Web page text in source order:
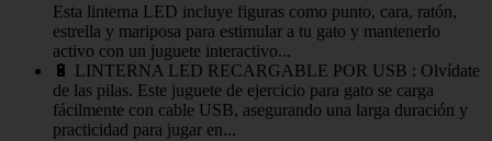
Esta linterna LED incluye figuras como punto, cara, ratón,
estrella y mariposa para estimular a tu gato y mantenerlo
activo con un juguete interactivo...
🔋 LINTERNA LED RECARGABLE POR USB : Olvídate
de las pilas. Este juguete de ejercicio para gato se carga
fácilmente con cable USB, asegurando una larga duración y
practicidad para jugar en...